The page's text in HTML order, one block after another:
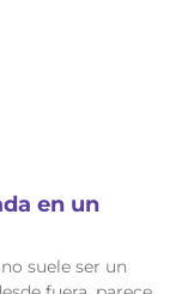
en un
suele ser un